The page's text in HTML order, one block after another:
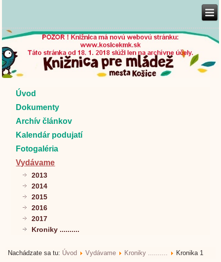
Úvod
Dokumenty
Archív článkov
Kalendár podujatí
Fotogaléria
Vydávame
2013
2014
2015
2016
2017
Kroniky ..........
Nachádzate sa tu: Úvod Vydávame Kroniky ..........
Kronika 1